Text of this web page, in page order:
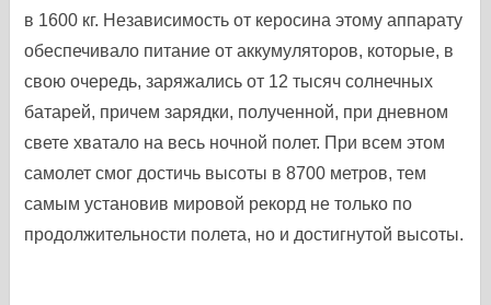
в 1600 кг. Независимость от керосина этому аппарату
обеспечивало питание от аккумуляторов, которые, в
свою очередь, заряжались от 12 тысяч солнечных
батарей, причем зарядки, полученной, при дневном
свете хватало на весь ночной полет. При всем этом
самолет смог достичь высоты в 8700 метров, тем
самым установив мировой рекорд не только по
продолжительности полета, но и достигнутой высоты.